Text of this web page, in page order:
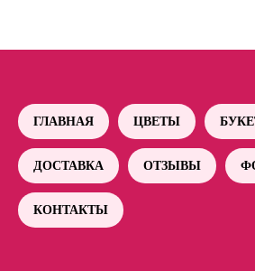
ГЛАВНАЯ ЦВЕТЫ
ДОСТАВКА ОТЗЫВЫ
КОНТАКТЫ